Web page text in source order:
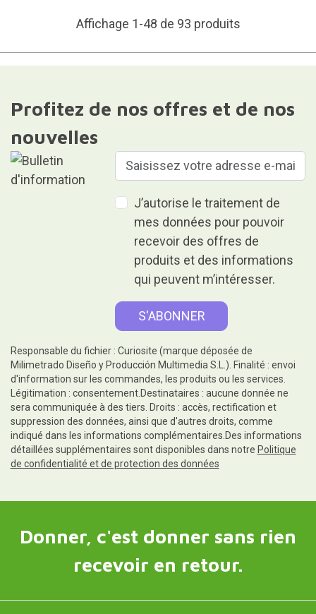
Affichage 1-48 de 93 produits
Profitez de nos offres et de nos
nouvelles
J’autorise le traitement de
mes données pour pouvoir
recevoir des offres de
produits et des informations
qui peuvent m’intéresser.
Responsable du fichier : Curiosite (marque déposée de
Milimetrado Diseño y Producción Multimedia S.L.). Finalité : envoi
d'information sur les commandes, les produits ou les services.
Légitimation : consentement.Destinataires : aucune donnée ne
sera communiquée à des tiers. Droits : accès, rectification et
suppression des données, ainsi que d'autres droits, comme
indiqué dans les informations complémentaires.Des informations
détaillées supplémentaires sont disponibles dans notre Politique
de confidentialité et de protection des données
Donner, c'est donner sans rien
recevoir en retour.